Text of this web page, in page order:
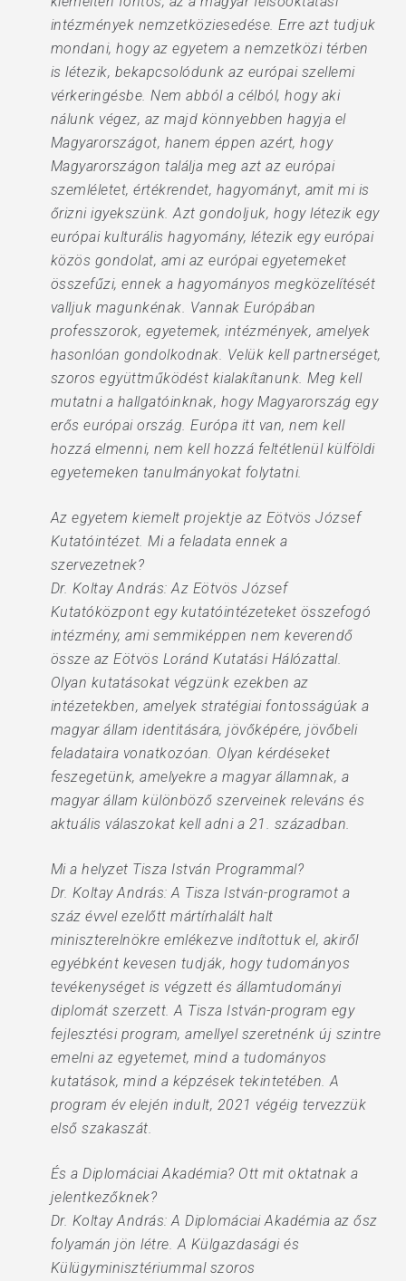
intézmények nemzetköziesedése. Erre azt tudjuk
mondani, hogy az egyetem a nemzetközi térben
is létezik, bekapcsolódunk az európai szellemi
vérkeringésbe. Nem abból a célból, hogy aki
nálunk végez, az majd könnyebben hagyja el
Magyarországot, hanem éppen azért, hogy
Magyarországon találja meg azt az európai
szemléletet, értékrendet, hagyományt, amit mi is
őrizni igyekszünk. Azt gondoljuk, hogy létezik egy
európai kulturális hagyomány, létezik egy európai
közös gondolat, ami az európai egyetemeket
összefűzi, ennek a hagyományos megközelítését
valljuk magunkénak. Vannak Európában
professzorok, egyetemek, intézmények, amelyek
hasonlóan gondolkodnak. Velük kell partnerséget,
szoros együttműködést kialakítanunk. Meg kell
mutatni a hallgatóinknak, hogy Magyarország egy
erős európai ország. Európa itt van, nem kell
hozzá elmenni, nem kell hozzá feltétlenül külföldi
egyetemeken tanulmányokat folytatni.
Az egyetem kiemelt projektje az Eötvös József
Kutatóintézet. Mi a feladata ennek a
szervezetnek?
Dr. Koltay András: Az Eötvös József
Kutatóközpont egy kutatóintézeteket összefogó
intézmény, ami semmiképpen nem keverendő
össze az Eötvös Loránd Kutatási Hálózattal.
Olyan kutatásokat végzünk ezekben az
intézetekben, amelyek stratégiai fontosságúak a
magyar állam identitására, jövőképére, jövőbeli
feladataira vonatkozóan. Olyan kérdéseket
feszegetünk, amelyekre a magyar államnak, a
magyar állam különböző szerveinek releváns és
aktuális válaszokat kell adni a 21. században.
Mi a helyzet Tisza István Programmal?
Dr. Koltay András: A Tisza István-programot a
száz évvel ezelőtt mártírhalált halt
miniszterelnökre emlékezve indítottuk el, akiről
egyébként kevesen tudják, hogy tudományos
tevékenységet is végzett és államtudományi
diplomát szerzett. A Tisza István-program egy
fejlesztési program, amellyel szeretnénk új szintre
emelni az egyetemet, mind a tudományos
kutatások, mind a képzések tekintetében. A
program év elején indult, 2021 végéig tervezzük
első szakaszát.
És a Diplomáciai Akadémia? Ott mit oktatnak a
jelentkezőknek?
Dr. Koltay András: A Diplomáciai Akadémia az ősz
folyamán jön létre. A Külgazdasági és
Külügyminisztériummal szoros